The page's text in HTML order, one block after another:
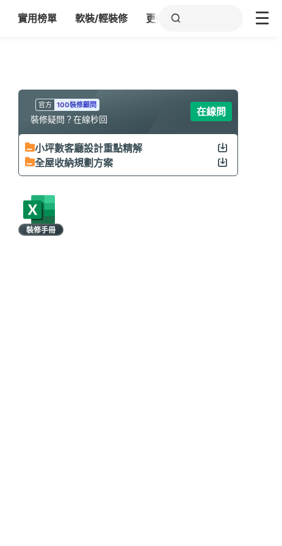
實用榜單 軟裝/輕裝修 更多
官方 100裝修顧問
裝修疑問？在線秒回
在線問
小坪數客廳設計重點精解
全屋收納規劃方案
裝修手冊